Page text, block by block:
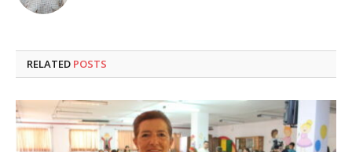
RELATED POSTS